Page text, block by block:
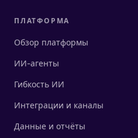
ПЛАТФОРМА
Обзор платформы
ИИ-агенты
Гибкость ИИ
Интеграции и каналы
Данные и отчёты